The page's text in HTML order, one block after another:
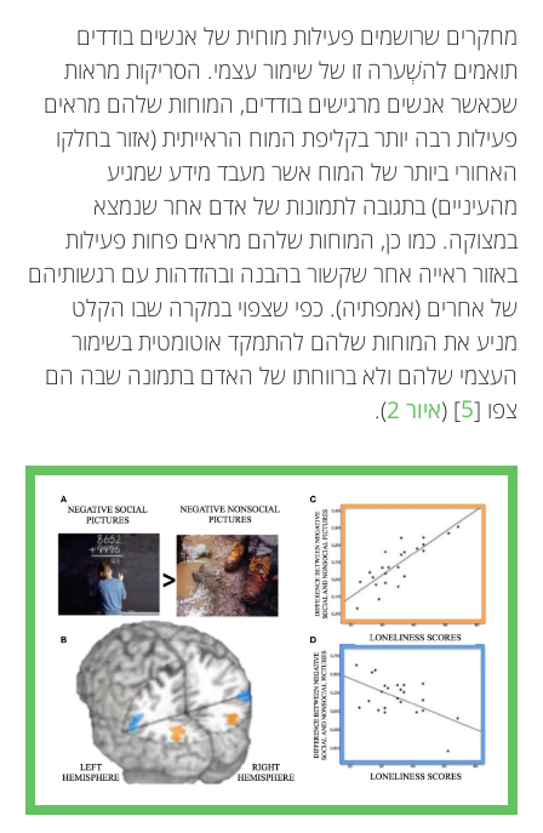
מחקרים שרושמים פעילות מוחית של אנשים בודדים
תואמים להשְׁערה זו של שימור עצמי. הסריקות מראות
שכאשר אנשים מרגישים בודדים, המוחות שלהם מראים
פעילות רבה יותר בקליפת המוח הראייתית (אזור בחלקו
האחורי ביותר של המוח אשר מעבד מידע שמגיע
מהעיניים) בתגובה לתמונות של אדם אחר שנמצא
במצוקה. כמו כן, המוחות שלהם מראים פחות פעילות
באזור ראייה אחר שקשור בהבנה ובהזדהות עם רגשותיהם
של אחרים (אמפתיה). כפי שצפוי במקרה שבו הקלט
מניע את המוחות שלהם להתמקד אוטומטית בשימור
העצמי שלהם ולא ברווחתו של האדם בתמונה שבה הם
צפו [5
] (איור 2 ).